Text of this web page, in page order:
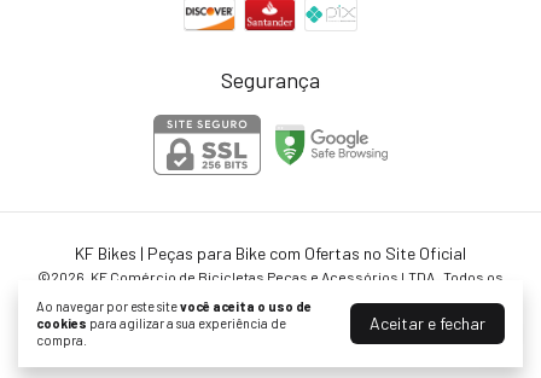
Ao navegar por este sitevocê aceita o uso de
cookies para agilizar a sua experiência de
compra.
Aceitar e fechar
Segurança
KF Bikes | Peças para Bike com Ofertas no Site Oficial
©2026. KF Comércio de Bicicletas Peças e Acessórios LTDA . Todos os